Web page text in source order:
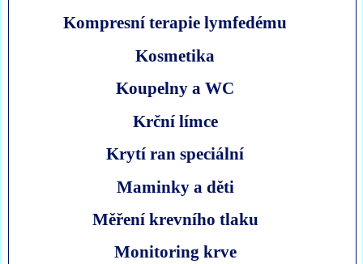
Kompresní terapie lymfedému
Kosmetika
Koupelny a WC
Krční límce
Krytí ran speciální
Maminky a děti
Měření krevního tlaku
Monitoring krve